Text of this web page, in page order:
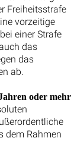
Freiheitsstrafe
vorzeitige
einer Strafe
das
das
ab.
oder mehr
dem Rahmen